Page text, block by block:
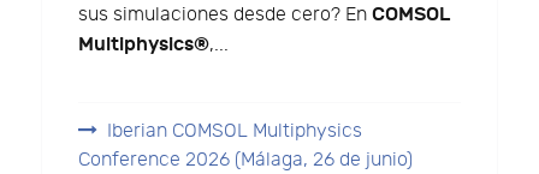
sus simulaciones desde cero? En COMSOL
Multiphysics®,...
Iberian COMSOL Multiphysics
Conference 2026 (Málaga, 26 de junio)